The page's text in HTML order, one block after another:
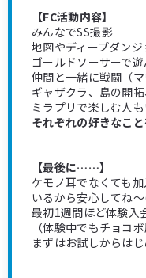
【FC活動内容】
みんなでSS撮影
地図やディープダン
ゴールドソーサーで
仲間と一緒に戦闘（マ
ギャザクラ、島の開
ミラプリで楽しむ人
それぞれの好きなこ
【最後に……】
ケモノ耳でなくても
いるから安心してね
最初1週間ほど体験入
（体験中でもチョコ
まずはお試しからは